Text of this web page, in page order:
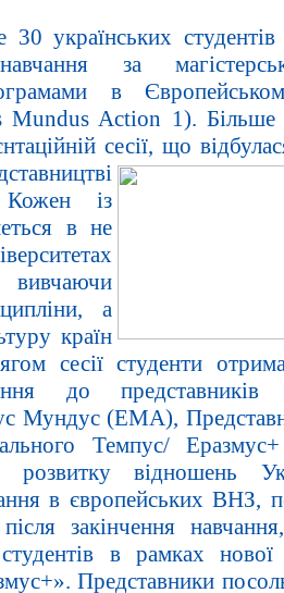
українських
за
в
Mundus Action 1). Більше
сесії, що відбулас
із
в не
а
країн
сесії студенти
до представників
Мундус (ЕМА),
Темпус/
розвитку відношень
в європейських ВНЗ,
закінчення
в рамках нової
Представники